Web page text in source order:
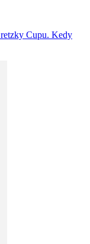
Cupu. Kedy